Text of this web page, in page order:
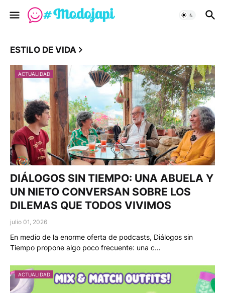
ESTILO DE VIDA
ACTUALIDAD
DIÁLOGOS SIN TIEMPO: UNA ABUELA Y
UN NIETO CONVERSAN SOBRE LOS
DILEMAS QUE TODOS VIVIMOS
julio 01, 2026
En medio de la enorme oferta de podcasts, Diálogos sin
Tiempo propone algo poco frecuente: una c…
ACTUALIDAD